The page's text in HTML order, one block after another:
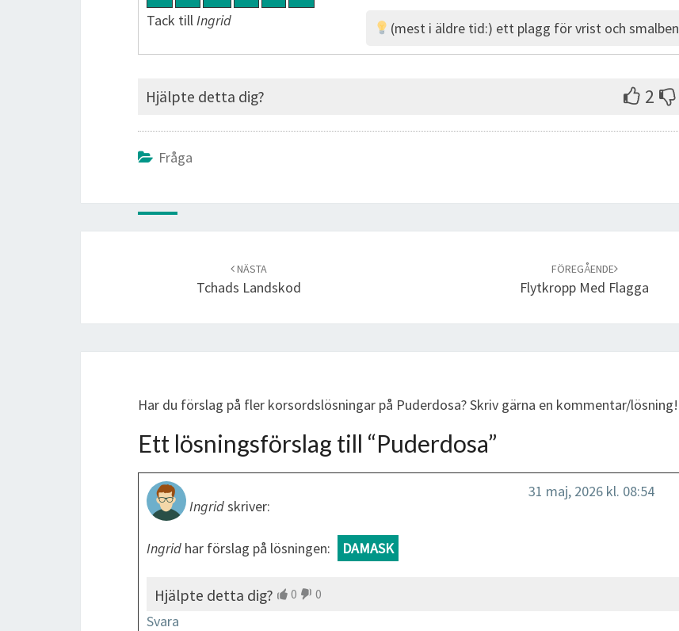
(mest i äldre tid:) ett plagg för vrist och smalben
Tack tillIngrid
Hjälpte detta dig? 2
Fråga
NÄSTA
Tchads Landskod
FÖREGÅENDE
Flytkropp Med Flagga
Har du förslag på fler korsordslösningar på Puderdosa? Skriv gärna en kommentar/lösning!
Ett lösningsförslag till “Puderdosa”
Ingridskriver:
31 maj, 2026 kl. 08:54
Ingrid har förslag på lösningen: DAMASK
Hjälpte detta dig? 0 0
Svara